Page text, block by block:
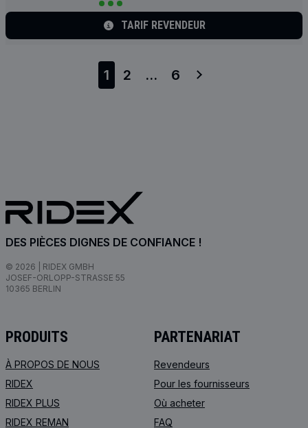
TARIF REVENDEUR
1 2 ... 6
DES PIÈCES DIGNES DE CONFIANCE !
© 2026 | RIDEX GMBH
JOSEF-ORLOPP-STRASSE 55
10365 BERLIN
PRODUITS
À PROPOS DE NOUS
RIDEX
RIDEX PLUS
RIDEX REMAN
PARTENARIAT
Revendeurs
Pour les fournisseurs
Où acheter
FAQ